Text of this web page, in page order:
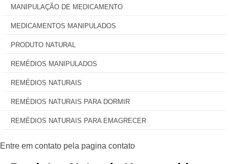
MANIPULAÇÃO DE MEDICAMENTO
MEDICAMENTOS MANIPULADOS
PRODUTO NATURAL
REMÉDIOS MANIPULADOS
REMÉDIOS NATURAIS
REMÉDIOS NATURAIS PARA DORMIR
REMÉDIOS NATURAIS PARA EMAGRECER